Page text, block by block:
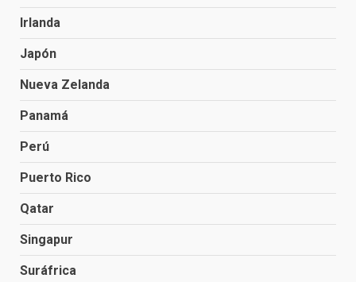
Irlanda
Japón
Nueva Zelanda
Panamá
Perú
Puerto Rico
Qatar
Singapur
Suráfrica